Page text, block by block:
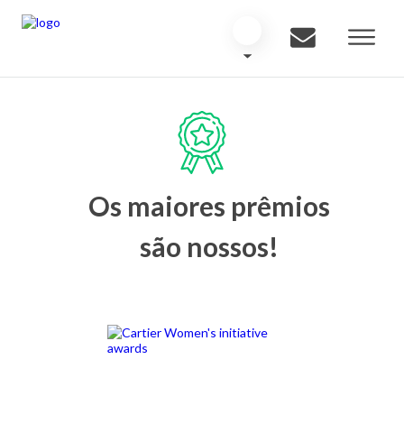
Os maiores prêmios
são nossos!